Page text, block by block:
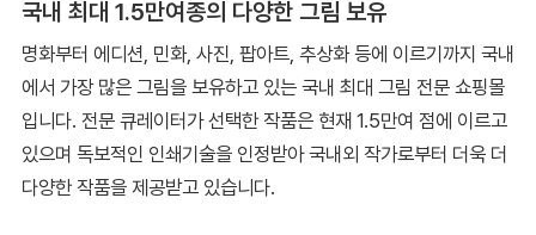
국내 최대 1.5만여종의 다양한 그림 보유
명화부터 에디션, 민화, 사진, 팝아트, 추상화 등에 이르기까지 국내
에서 가장 많은 그림을 보유하고 있는 국내 최대 그림 전문 쇼핑몰
입니다. 전문 큐레이터가 선택한 작품은 현재 1.5만여 점에 이르고
있으며 독보적인 인쇄기술을 인정받아 국내외 작가로부터 더욱 더
다양한 작품을 제공받고 있습니다.